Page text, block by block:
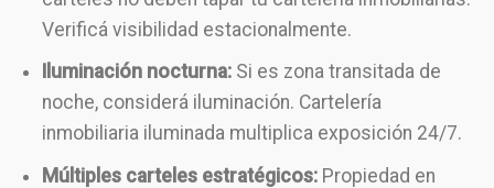
Verificá visibilidad estacionalmente.
Iluminación nocturna: Si es zona transitada de
noche, considerá iluminación. Cartelería
inmobiliaria iluminada multiplica exposición 24/7.
Múltiples carteles estratégicos: Propiedad en